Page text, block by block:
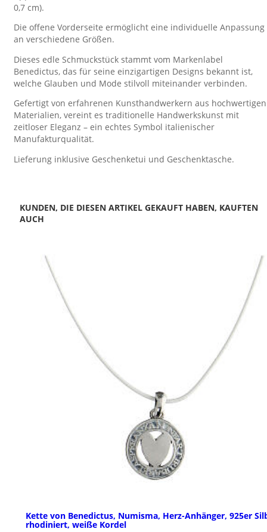
0,7 cm).
Die offene Vorderseite ermöglicht eine individuelle Anpassung
an verschiedene Größen.
Dieses edle Schmuckstück stammt vom Markenlabel
Benedictus, das für seine einzigartigen Designs bekannt ist,
welche Glauben und Mode stilvoll miteinander verbinden.
Gefertigt von erfahrenen Kunsthandwerkern aus hochwertigen
Materialien, vereint es traditionelle Handwerkskunst mit
zeitloser Eleganz – ein echtes Symbol italienischer
Manufakturqualität.
Lieferung inklusive Geschenketui und Geschenktasche.
KUNDEN, DIE DIESEN ARTIKEL GEKAUFT HABEN, KAUFTEN
AUCH
Kette von Benedictus, Numisma, Herz-Anhänger, 925er
rhodiniert, weiße Kordel